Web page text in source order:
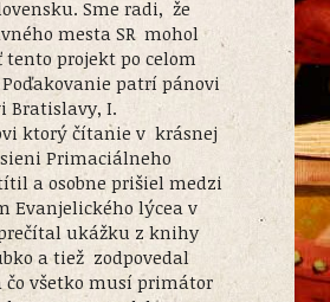
Sme radi, že
mesta SR mohol
tento projekt po celom
patrí pánovi
Bratislavy, I.
ktorý čítanie v krásnej
Primaciálneho
a osobne prišiel medzi
Evanjelického lýcea v
ukážku z knihy
a tiež zodpovedal
všetko musí primátor